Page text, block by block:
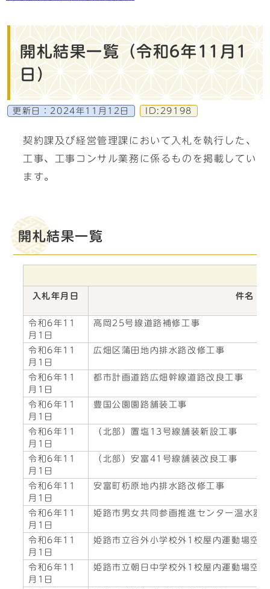
開札結果一覧（令和6年11月1
日）
更新日： 2024年11月12日 ID:29198
契約課及び経営管理課において入札を執行した、
工事、工事コンサル業務に係るものを掲載してい
ます。
開札結果一覧
入札年月日 件名
令和6年11
月1日
高岡25号線道路補修工事
令和6年11
月1日
広畑区蒲田地内排水路改修工事
令和6年11
月1日
都市計画道路広畑幹線道路改良工事
令和6年11
月1日
豊国公園園路舗装工事
令和6年11
月1日
（北部）置塩13号線舗装新設工事
令和6年11
月1日
（北部）安富41号線舗装改良工事
令和6年11
月1日
安富町杤原地内排水路改修工事
令和6年11
月1日
姫路市男女共同参画推進センター温水器
令和6年11
月1日
姫路市立谷外小学校外1校屋内運動場空
令和6年11
月1日
姫路市立朝日中学校外1校屋内運動場空